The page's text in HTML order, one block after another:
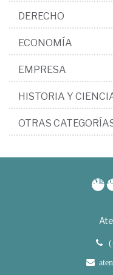
DERECHO
ECONOMÍA
EMPRESA
HISTORIA Y
OTRAS